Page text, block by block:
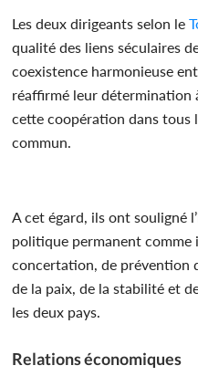
Les deux dirigeants selon le
qualité des liens séculaires
coexistence harmonieuse
réaffirmé leur
cette coopération dans tous
commun.
A cet égard, ils ont souligné
politique permanent
concertation, de prévention
de la paix, de la stabilité et
les deux pays.
Relations économiques